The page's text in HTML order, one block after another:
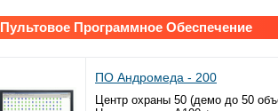
Пультовое Программное Обеспечение
ПО Андромеда - 200
Центр охраны 50 (демо до 50